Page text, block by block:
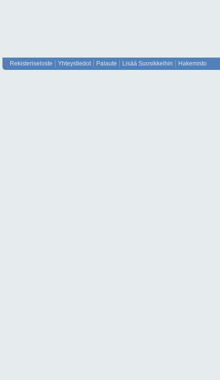
Rekisteriseloste Yhteystiedot Palaute Lisää Suosikkeihin Hakemisto